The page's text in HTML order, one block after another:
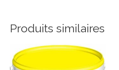
Produits similaires